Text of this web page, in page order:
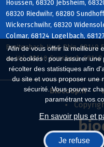
Afin de vous offrir la meilleure
des cookies : pour assurer
récolter des statistiques afin
du site et vous proposer une
sécurité. Vous pouvez
paramétrant vos
En savoir plus et
Je refuse
Houssen, 68320 Jebsheim,
68320 Riedwihr, 68280
Wickerschwihr, 68320
Colmar, 68124 Logelbach,
Breitenbach-Haut-Rhin, 68140
au-Val, 68140 Gunsbach,
Biocoop.fr